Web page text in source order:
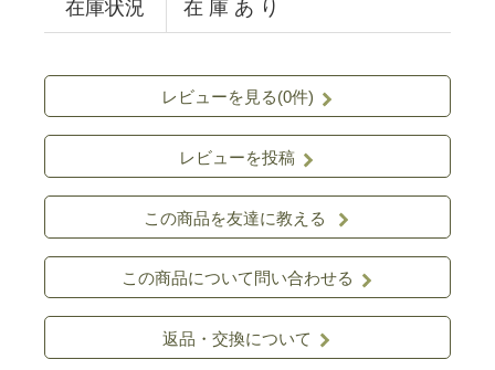
在庫状況 在 庫 あ り
レビューを見る(0件)
レビューを投稿
この商品を友達に教える
この商品について問い合わせる
返品・交換について